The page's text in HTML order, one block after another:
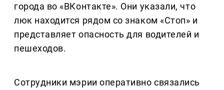
города во «ВКонтакте». Они указали, что
люк находится рядом со знаком «Стоп» и
представляет опасность для водителей и
пешеходов.
Сотрудники мэрии оперативно связались